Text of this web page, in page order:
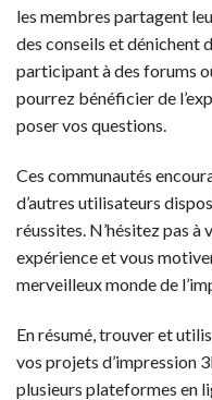
les membres partagent
des conseils et dénichent
participant à des forums
pourrez bénéficier de
poser vos questions.
Ces communautés
d’autres utilisateurs
réussites. N’hésitez pas
expérience et vous
merveilleux monde de
En résumé, trouver et
vos projets d’impression
plusieurs plateformes en